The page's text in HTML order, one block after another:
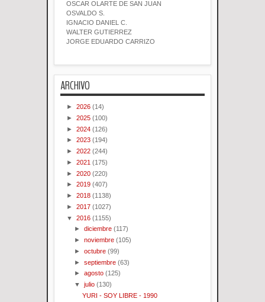
OSCAR OLARTE DE SAN JUAN
OSVALDO S.
IGNACIO DANIEL C.
WALTER GUTIERREZ
JORGE EDUARDO CARRIZO
ARCHIVO
► 2026 (14)
► 2025 (100)
► 2024 (126)
► 2023 (194)
► 2022 (244)
► 2021 (175)
► 2020 (220)
► 2019 (407)
► 2018 (1138)
► 2017 (1027)
▼ 2016 (1155)
►diciembre (117)
►noviembre (105)
►octubre (99)
►septiembre (63)
►agosto (125)
▼julio (130)
YURI - SOY LIBRE - 1990